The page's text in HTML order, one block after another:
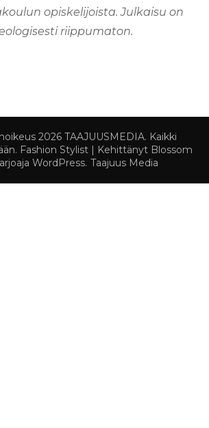
opiskelijoista. Julkaisu on
riippumaton.
2026 TAAJUUSMEDIA. Kaikki
Fashion Stylist | Kehittänyt Blossom
WordPress. Taajuus Media